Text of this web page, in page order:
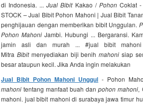
di Indonesia. ...Jual BibitKakao / PohonCoklat -
STOCK – Jual Bibit Pohon Mahoni | Jual Bibit
penghijauan dengan memberikan bibit Unggulan.
Pohon Mahoni Jambi. Hubungi ... Bergaransi.
jamin asli dan murah ... #jual bibit
Mitra Bibitmenyediakan biji benihmahoni siap
besar ataupun kecil. Jika Anda ingin melakukan
Jual Bibit Pohon Mahoni Unggul - Pohon
mahoni tentang manfaat buah danpohon mahoni,
mahoni. jual bibit mahoni di surabaya jawa timur